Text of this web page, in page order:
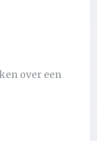
over een